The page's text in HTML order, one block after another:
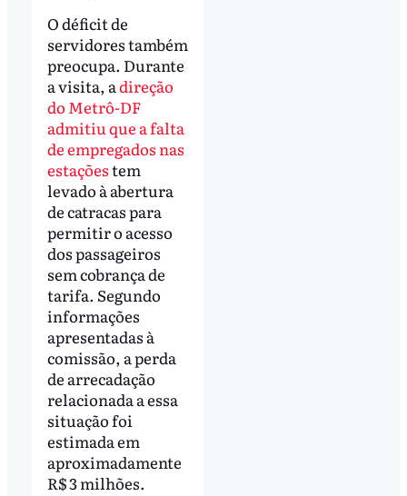
O déficit de
servidores também
preocupa. Durante
a visita, adireção
do Metrô-DF
admitiu que a falta
de empregados nas
estaçõestem
levado à abertura
de catracas para
permitir o acesso
dos passageiros
sem cobrança de
tarifa. Segundo
informações
apresentadas à
comissão, a perda
de arrecadação
relacionada a essa
situação foi
estimada em
aproximadamente
R$ 3 milhões.